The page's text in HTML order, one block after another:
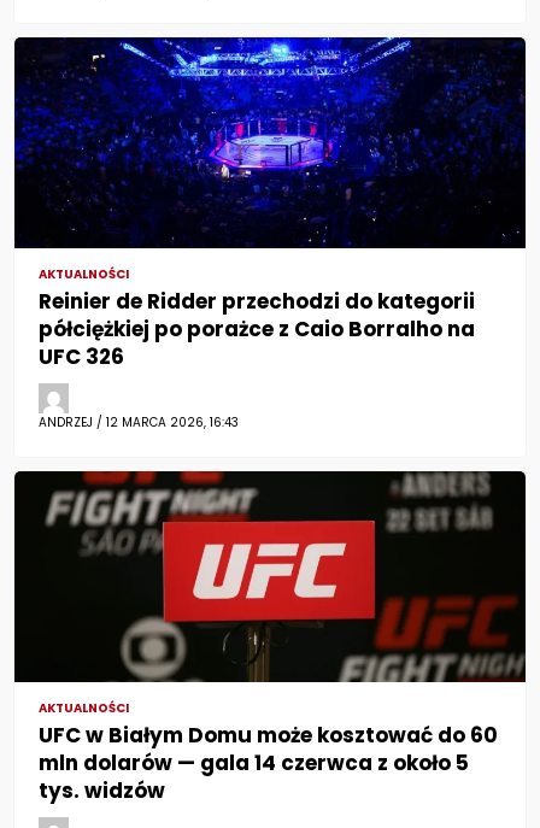
AKTUALNOŚCI
Reinier de Ridder przechodzi do kategorii
półciężkiej po porażce z Caio Borralho na
UFC 326
ANDRZEJ / 12 MARCA 2026, 16:43
AKTUALNOŚCI
UFC w Białym Domu może kosztować do 60
mln dolarów — gala 14 czerwca z około 5
tys. widzów